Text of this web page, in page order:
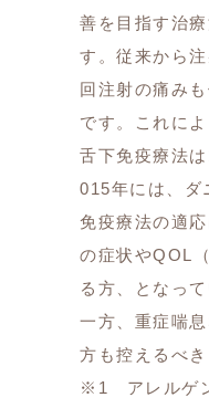
善を目指す治
す。従来から
回注射の痛み
です。これに
舌下免疫療法
015年には、ダ
免疫療法の適
の症状やQOL
る方、となって
一方、重症喘
方も控えるべき
※1 アレルゲ